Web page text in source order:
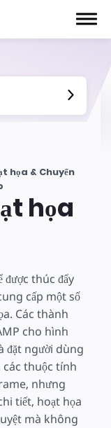
họa & Chuyển
họa
thúc đẩy
cấp một số
Các thành
cho hình
đặt người dùng
các thuộc tính
nhưng
tiết, hoạt họa
mà không